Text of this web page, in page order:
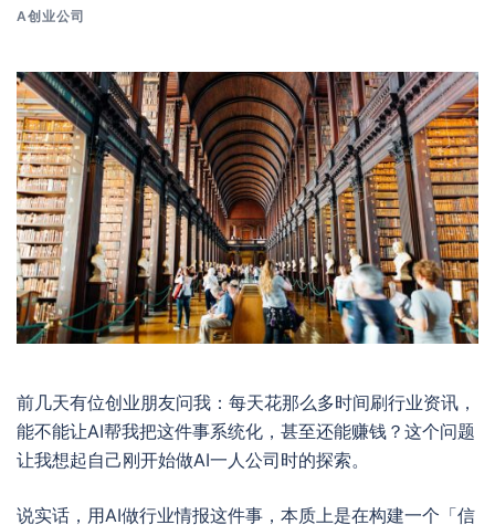
A创业公司
前几天有位创业朋友问我：每天花那么多时间刷行业资讯，
能不能让AI帮我把这件事系统化，甚至还能赚钱？这个问题
让我想起自己刚开始做AI一人公司时的探索。
说实话，用AI做行业情报这件事，本质上是在构建一个「信